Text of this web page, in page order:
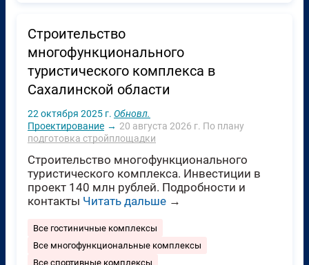
Строительство
многофункционального
туристического комплекса в
Сахалинской области
22 октября 2025 г. Обновл.
Проектирование → 20 августа 2026 г. По плану
подготовка стройплощадки
Строительство многофункционального
туристического комплекса. Инвестиции в
проект 140 млн рублей. Подробности и
контакты Читать дальше →
Все гостиничные комплексы
Все многофункциональные комплексы
Все спортивные комплексы